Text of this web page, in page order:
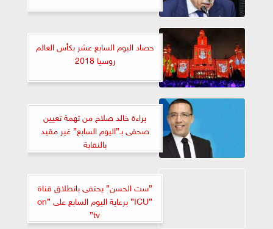
حصاد اليوم السابع عشر بكأس العالم
روسيا 2018
براءة خالد صلاح من تهمة تعيين
صحفى بـ”اليوم السابع” غير مقيد
بالنقابة
”ست الحسن” يحتفى بانطلاق قناة
”ICU” برعاية اليوم السابع على ”on
tv”